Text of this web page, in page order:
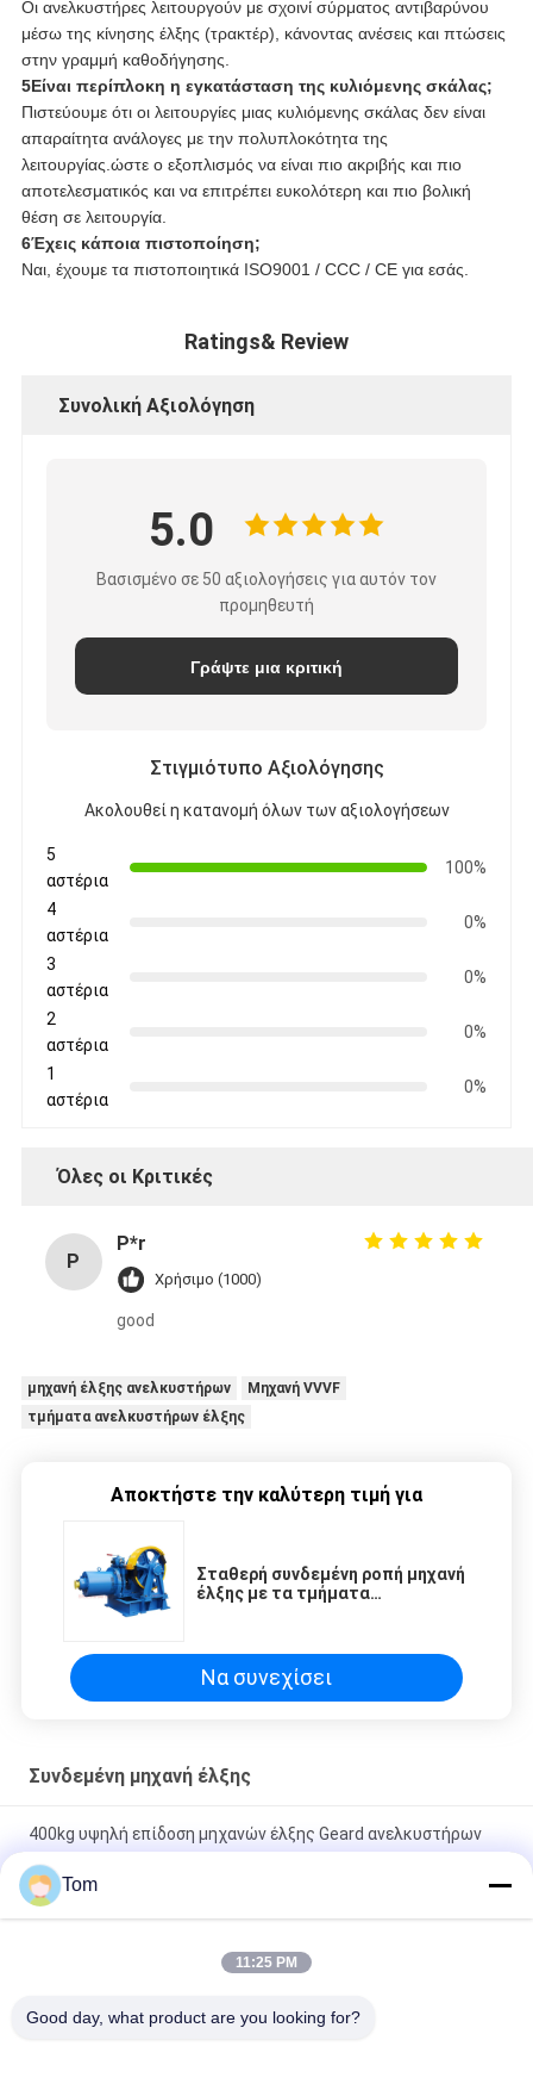
Οι ανελκυστήρες λειτουργούν με σχοινί σύρματος αντιβαρύνου
μέσω της κίνησης έλξης (τρακτέρ), κάνοντας ανέσεις και πτώσεις
στην γραμμή καθοδήγησης.
5Είναι περίπλοκη η εγκατάσταση της κυλιόμενης σκάλας;
Πιστεύουμε ότι οι λειτουργίες μιας κυλιόμενης σκάλας δεν είναι
απαραίτητα ανάλογες με την πολυπλοκότητα της
λειτουργίας.ώστε ο εξοπλισμός να είναι πιο ακριβής και πιο
αποτελεσματικός και να επιτρέπει ευκολότερη και πιο βολική
θέση σε λειτουργία.
6Έχεις κάποια πιστοποίηση;
Ναι, έχουμε τα πιστοποιητικά ISO9001 / CCC / CE για εσάς.
Ratings& Review
Συνολική Αξιολόγηση
5.0
Βασισμένο σε 50 αξιολογήσεις για αυτόν τον
προμηθευτή
Γράψτε μια κριτική
Στιγμιότυπο Αξιολόγησης
Ακολουθεί η κατανομή όλων των αξιολογήσεων
5
αστέρια
100%
4
αστέρια
0%
3
αστέρια
0%
2
αστέρια
0%
1
αστέρια
0%
Όλες οι Κριτικές
P
P*r
Χρήσιμο (1000)
good
μηχανή έλξης ανελκυστήρων
Μηχανή VVVF
τμήματα ανελκυστήρων έλξης
Αποκτήστε την καλύτερη τιμή για
Σταθερή συνδεμένη ροπή μηχανή
έλξης με τα τμήματα
Να συνεχίσει
Συνδεμένη μηχανή έλξης
400kg υψηλή επίδοση μηχανών έλξης Geard ανελκυστήρων
επιβατών
Συνδεμένη μηχανή Torin έλξης VVVF Dumbwaiter/μέρη
Elevator Ανταλλακτικά
Tom
11:25 PM
Good day, what product are you looking for?